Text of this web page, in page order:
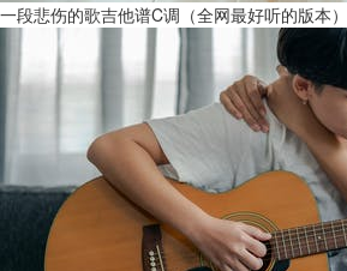
一段悲伤的歌吉他谱C调（全网最好听的版本